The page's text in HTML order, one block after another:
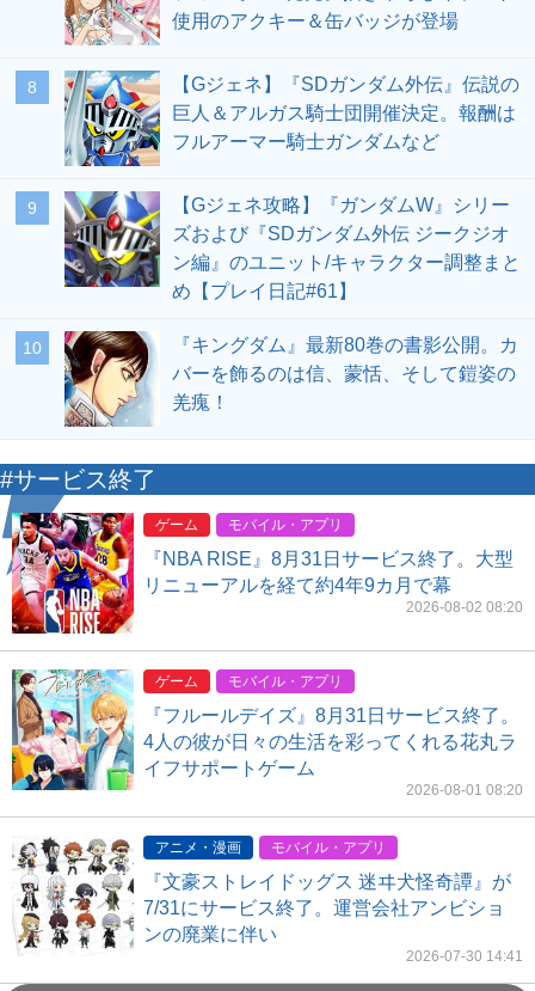
使用のアクキー＆缶バッジが登場
8
【Gジェネ】『SDガンダム外伝』伝説の
巨人＆アルガス騎士団開催決定。報酬は
フルアーマー騎士ガンダムなど
9
【Gジェネ攻略】『ガンダムW』シリー
ズおよび『SDガンダム外伝 ジークジオ
ン編』のユニット/キャラクター調整まと
め【プレイ日記#61】
10
『キングダム』最新80巻の書影公開。カ
バーを飾るのは信、蒙恬、そして鎧姿の
羌瘣！
#サービス終了
ゲーム モバイル・アプリ
『NBA RISE』8月31日サービス終了。大型
リニューアルを経て約4年9カ月で幕
2026-08-02 08:20
ゲーム モバイル・アプリ
『フルールデイズ』8月31日サービス終了。
4人の彼が日々の生活を彩ってくれる花丸ラ
イフサポートゲーム
2026-08-01 08:20
アニメ・漫画 モバイル・アプリ
『文豪ストレイドッグス 迷ヰ犬怪奇譚』が
7/31にサービス終了。運営会社アンビショ
ンの廃業に伴い
2026-07-30 14:41